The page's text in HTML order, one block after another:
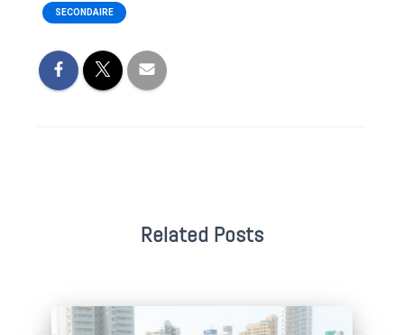
SECONDAIRE
Related Posts